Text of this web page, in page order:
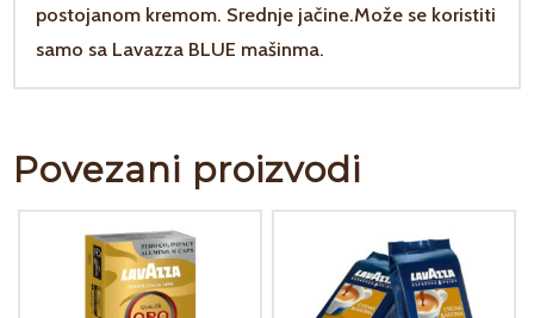
postojanom kremom. Srednje jačine.Može se koristiti
samo sa Lavazza BLUE mašinma.
Povezani proizvodi